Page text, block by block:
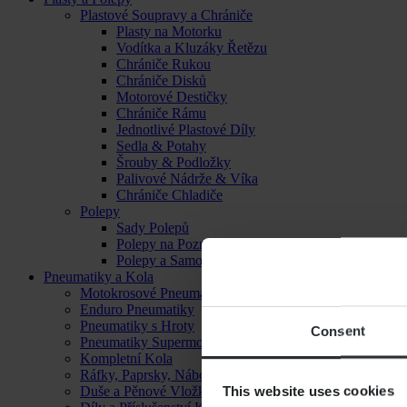
Consent
This website uses cookies
Plastové Soupravy a Chrániče
Plasty na Motorku
Vodítka a Kluzáky Řetězu
Chrániče Rukou
Chrániče Disků
Motorové Destičky
Chrániče Rámu
Jednotlivé Plastové Díly
Sedla & Potahy
Šrouby & Podložky
Palivové Nádrže & Víka
Chrániče Chladiče
Polepy
Sady Polepů
Polepy na Poznávací Značku
Polepy a Samolepky
Pneumatiky a Kola
Motokrosové Pneumatiky
Enduro Pneumatiky
Pneumatiky s Hroty
Pneumatiky Supermoto
Kompletní Kola
Ráfky, Paprsky, Náboje a Ložiska
Duše a Pěnové Vložky